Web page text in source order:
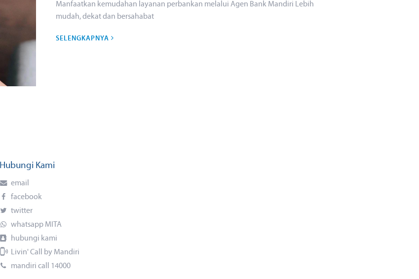
Manfaatkan kemudahan layanan perbankan melalui Agen Bank Mandiri Lebih
mudah, dekat dan bersahabat
SELENGKAPNYA
Hubungi Kami
email
facebook
twitter
whatsapp MITA
hubungi kami
Livin' Call by Mandiri
mandiri call 14000